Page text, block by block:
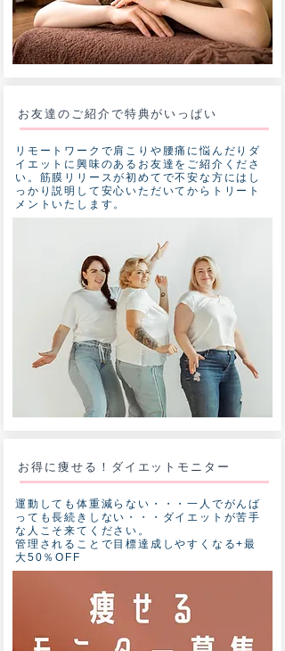
​お友達のご紹介で特典がいっぱい
リモートワークで肩こりや腰痛に悩んだりダ
イエットに興味のあるお友達をご紹介くださ
い。筋膜リリースが初めてで不安な方にはし
っかり説明して安心いただいてからトリート
メントいたします。
お得に痩せる！ダイエットモニター
​運動しても体重減らない・・・一人でがんば
っても長続きしない・・・ダイエットが苦手
な人こそ来てください。
​管理されることで目標達成しやすくなる+最
大50％OFF